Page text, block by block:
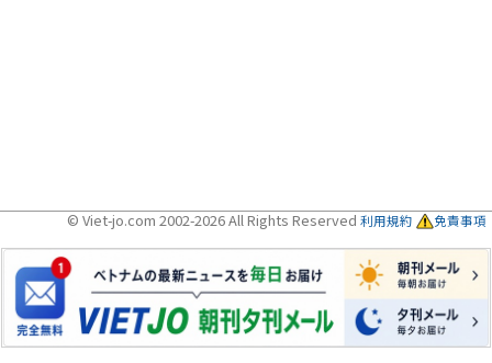
© Viet-jo.com 2002-2026 All Rights Reserved 利用規約 免責事項